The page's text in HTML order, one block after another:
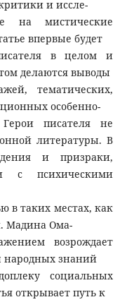
и иссле-
на мистические
впервые будет
в целом и
делаются выводы
тематических,
особенно-
писателя не
литературы. В
и призраки,
с психическими
в таких местах, как
Мадина Ома-
возрождает
народных знаний
социальных
открывает путь к